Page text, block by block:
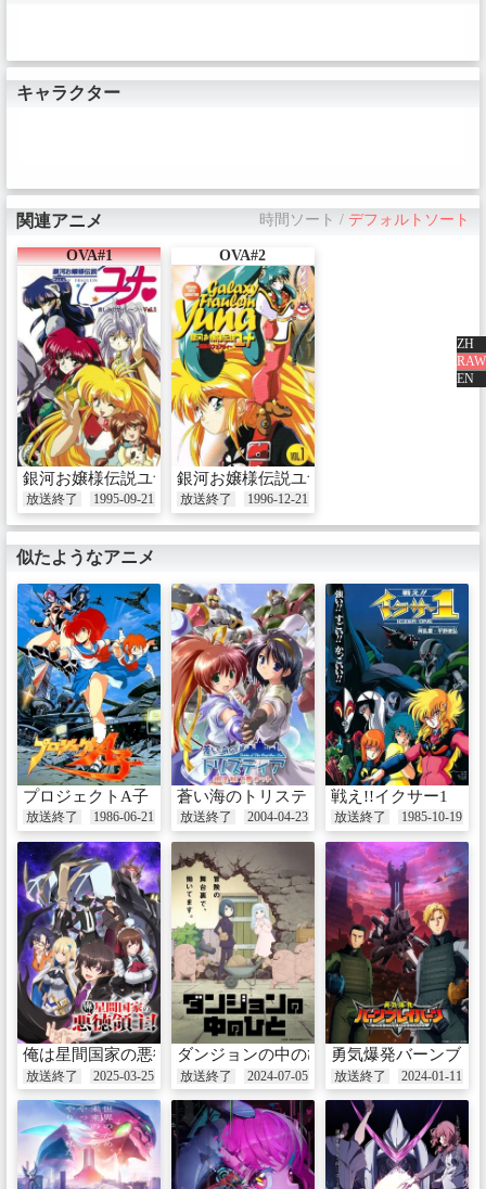
ZH
RAW
EN
キャラクター
関連アニメ 時間ソート /デフォルトソート
OVA#1
銀河お嬢様伝説ユナ～哀しみのセイレーン～
放送終了 1995-09-21
OVA#2
銀河お嬢様伝説ユナ ～深闇のフェアリィ
放送終了 1996-12-21
似たようなアニメ
プロジェクトA子
放送終了 1986-06-21
蒼い海のトリスティア
放送終了 2004-04-23
戦え!!イクサー1
放送終了 1985-10-19
俺は星間国家の悪徳領主!
放送終了 2025-03-25
ダンジョンの中のひと
放送終了 2024-07-05
勇気爆発バーンブレ
放送終了 2024-01-11